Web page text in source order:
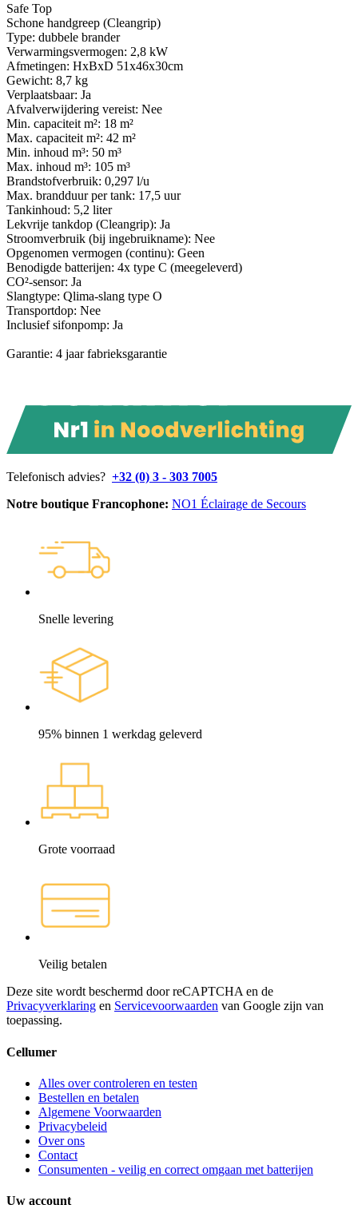
Safe Top
Schone handgreep (Cleangrip)
Type: dubbele brander
Verwarmingsvermogen: 2,8 kW
Afmetingen: HxBxD 51x46x30cm
Gewicht: 8,7 kg
Verplaatsbaar: Ja
Afvalverwijdering vereist: Nee
Min. capaciteit m²: 18 m²
Max. capaciteit m²: 42 m²
Min. inhoud m³: 50 m³
Max. inhoud m³: 105 m³
Brandstofverbruik: 0,297 l/u
Max. brandduur per tank: 17,5 uur
Tankinhoud: 5,2 liter
Lekvrije tankdop (Cleangrip): Ja
Stroomverbruik (bij ingebruikname): Nee
Opgenomen vermogen (continu): Geen
Benodigde batterijen: 4x type C (meegeleverd)
CO²-sensor: Ja
Slangtype: Qlima-slang type O
Transportdop: Nee
Inclusief sifonpomp: Ja
Garantie: 4 jaar fabrieksgarantie
Telefonisch advies? +32 (0) 3 - 303 7005
Notre boutique Francophone: NO1 Éclairage de Secours
Snelle levering
95% binnen 1 werkdag geleverd
Grote voorraad
Veilig betalen
Deze site wordt beschermd door reCAPTCHA en de
Privacyverklaring en Servicevoorwaarden van Google zijn van
toepassing.
Cellumer
Alles over controleren en testen
Bestellen en betalen
Algemene Voorwaarden
Privacybeleid
Over ons
Contact
Consumenten - veilig en correct omgaan met batterijen
Uw account